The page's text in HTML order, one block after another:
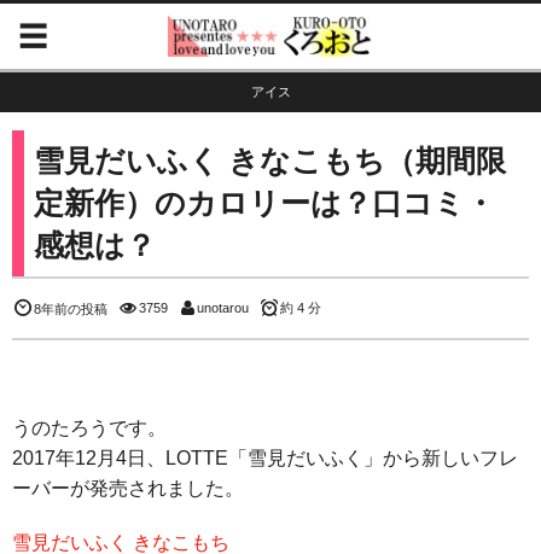
アイス
雪見だいふく きなこもち（期間限
定新作）のカロリーは？口コミ・
感想は？
8年前の投稿 3759 unotarou 約 4 分
うのたろうです。
2017年12月4日、LOTTE「雪見だいふく」から新しいフレ
ーバーが発売されました。
雪見だいふく きなこもち